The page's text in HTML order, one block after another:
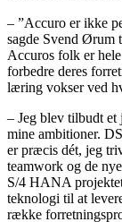
– ”Accuro er ikke
sagde Svend Ørum
Accuros folk er
forbedre deres
læring vokser ved
– Jeg blev tilbudt et
mine ambitioner.
er præcis dét, jeg
teamwork og de
S/4 HANA
teknologi til at
række